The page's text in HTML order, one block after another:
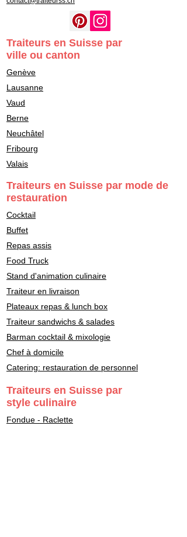
Traiteurs en Suisse par
ville ou canton
Genève
Lausanne
Vaud
Berne
Neuchâtel
Fribourg
Valais
Traiteurs en Suisse par mode de
restauration
Cocktail
Buffet
Repas assis
Food Truck
Stand d'animation culinaire
Traiteur en livraison
Plateaux repas & lunch box
Traiteur sandwichs & salades
Barman cocktail & mixologie
Chef à domicile
Catering: restauration de personnel
Traiteurs en Suisse par
style culinaire
Fondue - Raclette